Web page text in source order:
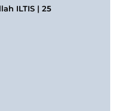
ILTIS | 25